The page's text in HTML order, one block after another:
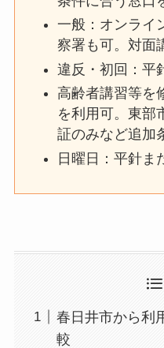
一般：オンライ
察署も可。対面
違反・初回：平
高齢者講習等を
を利用可。東部
証のみなど追加
日曜日：平針ま
春日井市から利
較